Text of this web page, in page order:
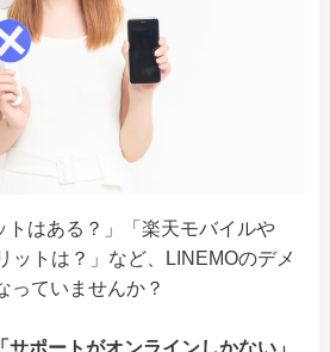
トはある？」「楽天モバイルや
ットは？」など、LINEMOのデメ
っていませんか？